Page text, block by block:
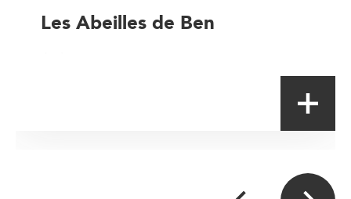
Les Abeilles de Ben